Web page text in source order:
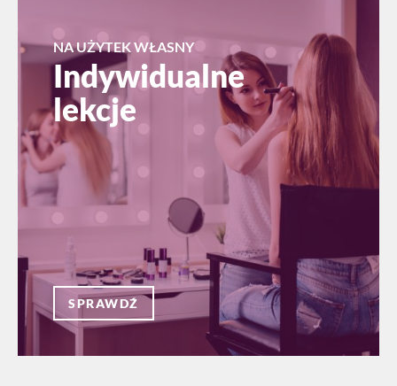
NA UŻYTEK WŁASNY
Indywidualne
lekcje
SPRAWDŹ